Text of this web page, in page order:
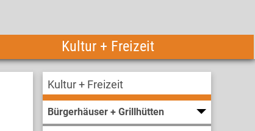
Kultur + Freizeit
Kultur + Freizeit
Bürgerhäuser + Grillhütten